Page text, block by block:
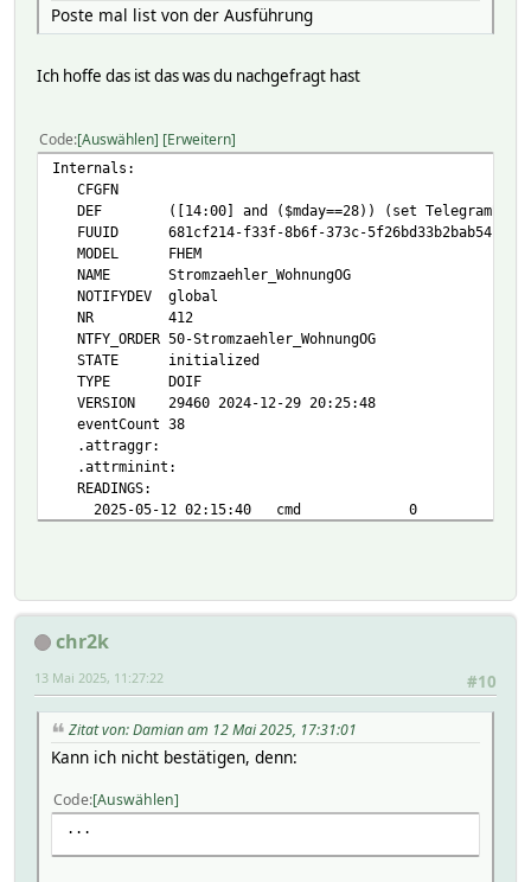
Poste mal list von der Ausführung
Ich hoffe das ist das was du nachgefragt hast
Code Auswählen Erweitern
Internals:
CFGFN
DEF ([14:00] and ($mday==28)) (set TelegramBot _msg
FUUID 681cf214-f33f-8b6f-373c-5f26bd33b2bab54c
MODEL FHEM
NAME Stromzaehler_WohnungOG
NOTIFYDEV global
NR 412
NTFY_ORDER 50-Stromzaehler_WohnungOG
STATE initialized
TYPE DOIF
VERSION 29460 2024-12-29 20:25:48
eventCount 38
.attraggr:
.attrminint:
READINGS:
2025-05-12 02:15:40 cmd 0
accu:
bar:
collect:
attr:
cmdState:
wait:
waitdel:
0 ::DOIF_time_once($hash,0,$wday) and
days:
do:
chr2k
#10
13 Mai 2025, 11:27:22
Zitat von: Damian am 12 Mai 2025, 17:31:01
Kann ich nicht bestätigen, denn:
Code Auswählen
...